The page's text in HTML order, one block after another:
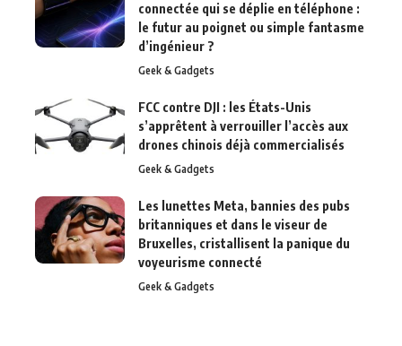
connectée qui se déplie en téléphone :
le futur au poignet ou simple fantasme
d’ingénieur ?
Geek & Gadgets
FCC contre DJI : les États-Unis
s’apprêtent à verrouiller l’accès aux
drones chinois déjà commercialisés
Geek & Gadgets
Les lunettes Meta, bannies des pubs
britanniques et dans le viseur de
Bruxelles, cristallisent la panique du
voyeurisme connecté
Geek & Gadgets